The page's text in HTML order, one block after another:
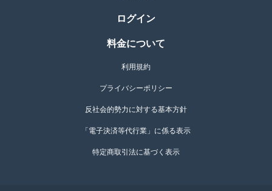
ログイン
料金について
利用規約
プライバシーポリシー
反社会的勢力に対する基本方針
「電子決済等代行業」に係る表示
特定商取引法に基づく表示